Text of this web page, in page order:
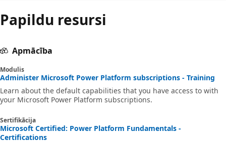
Papildu resursi
Apmācība
Modulis
Administer Microsoft Power Platform subscriptions - Training
Learn about the default capabilities that you have access to with
your Microsoft Power Platform subscriptions.
Sertifikācija
Microsoft Certified: Power Platform Fundamentals -
Certifications